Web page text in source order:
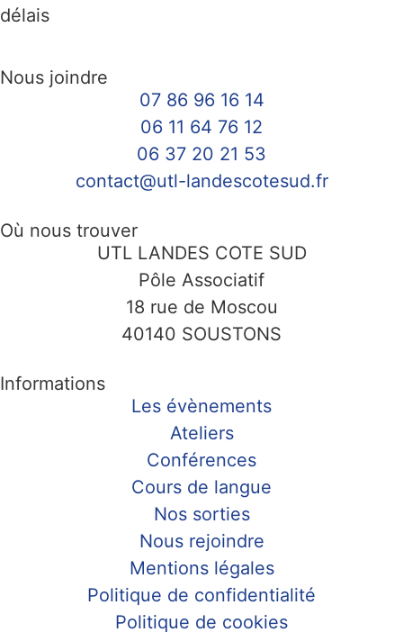
délais
Nous joindre
07 86 96 16 14
06 11 64 76 12
06 37 20 21 53
contact@utl-landescotesud.fr
Où nous trouver
UTL LANDES COTE SUD
Pôle Associatif
18 rue de Moscou
40140 SOUSTONS
Informations
Les évènements
Ateliers
Conférences
Cours de langue
Nos sorties
Nous rejoindre
Mentions légales
Politique de confidentialité
Politique de cookies